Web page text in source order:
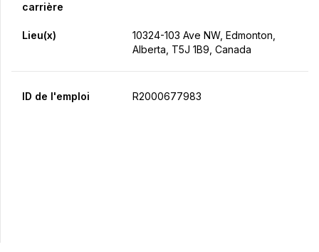
carrière
Lieu(x)
10324-103 Ave NW, Edmonton,
Alberta, T5J 1B9, Canada
ID de l'emploi R2000677983